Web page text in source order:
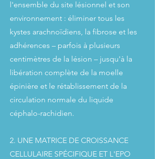
l'ensemble du site lésionnel et son
environnement : éliminer tous les
kystes arachnoïdiens, la fibrose et les
adhérences – parfois à plusieurs
centimètres de la lésion – jusqu'à la
libération complète de la moelle
épinière et le rétablissement de la
circulation normale du liquide
céphalo-rachidien.
2. UNE MATRICE DE CROISSANCE
CELLULAIRE SPÉCIFIQUE ET L'EPO